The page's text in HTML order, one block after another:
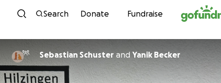
Skip to content
Search Donate Fundraise
Sebastian Schuster and Yanik Becker